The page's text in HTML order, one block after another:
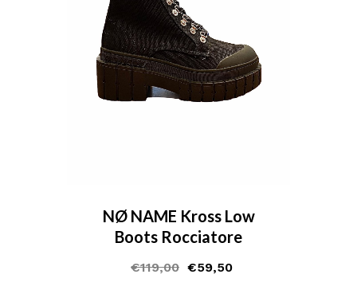
NØ NAME Kross Low
Boots Rocciatore
€119,00 €59,50